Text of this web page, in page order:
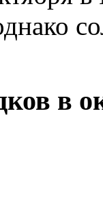
в